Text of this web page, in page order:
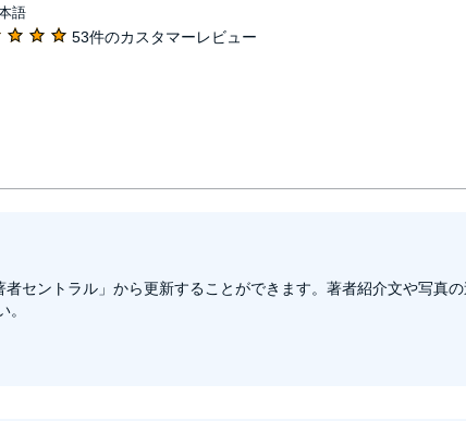
語
53件のカスタマーレビュー
セントラル」から更新することができます。著者紹介文や写真